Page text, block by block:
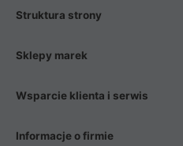
Struktura strony
Sklepy marek
Wsparcie klienta i serwis
Informacje o firmie